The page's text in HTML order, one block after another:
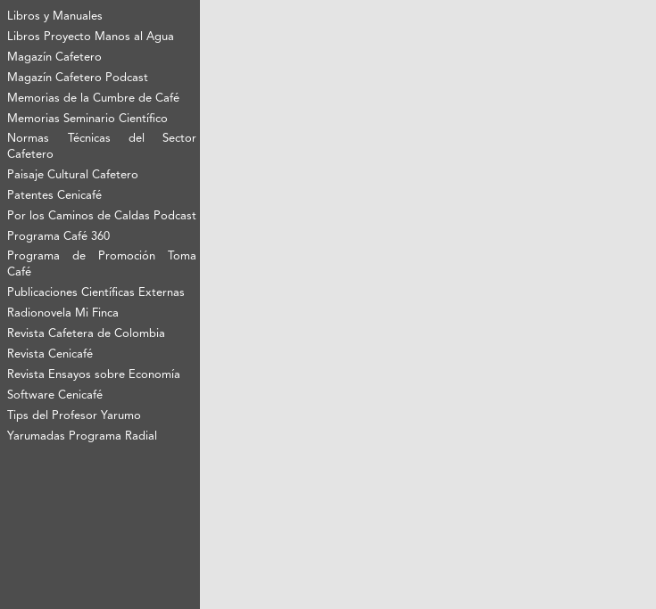
Libros y Manuales
Libros Proyecto Manos al Agua
Magazín Cafetero
Magazín Cafetero Podcast
Memorias de la Cumbre de Café
Memorias Seminario Científico
Normas Técnicas del Sector
Cafetero
Paisaje Cultural Cafetero
Patentes Cenicafé
Por los Caminos de Caldas Podcast
Programa Café 360
Programa de Promoción Toma
Café
Publicaciones Científicas Externas
Radionovela Mi Finca
Revista Cafetera de Colombia
Revista Cenicafé
Revista Ensayos sobre Economía
Software Cenicafé
Tips del Profesor Yarumo
Yarumadas Programa Radial